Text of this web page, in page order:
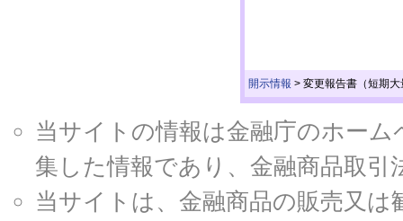
開示情報 > 変更報告書（短期大
当サイトの情報は金融庁のホー
集した情報であり、金融商品取
当サイトは、金融商品の販売又